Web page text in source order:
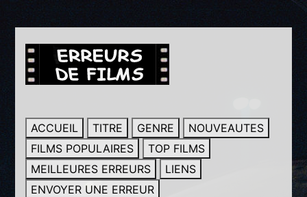
ACCUEIL TITRE GENRE
NOUVEAUTES
FILMS POPULAIRES
TOP FILMS
MEILLEURES ERREURS
LIENS
ENVOYER UNE ERREUR